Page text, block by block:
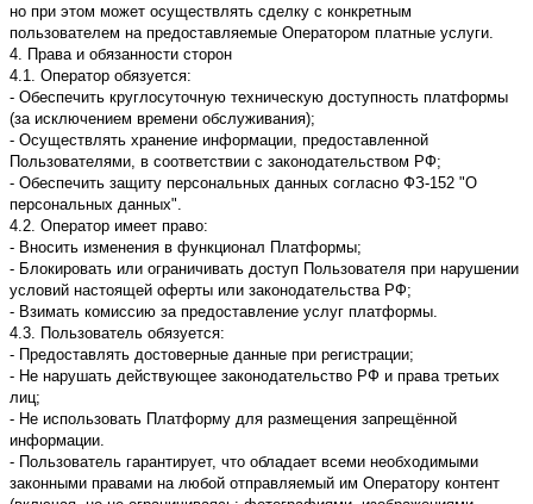
но при этом может осуществлять сделку с конкретным
пользователем на предоставляемые Оператором платные услуги.
4. Права и обязанности сторон
4.1. Оператор обязуется:
- Обеспечить круглосуточную техническую доступность платформы
(за исключением времени обслуживания);
- Осуществлять хранение информации, предоставленной
Пользователями, в соответствии с законодательством РФ;
- Обеспечить защиту персональных данных согласно ФЗ-152 "О
персональных данных".
4.2. Оператор имеет право:
- Вносить изменения в функционал Платформы;
- Блокировать или ограничивать доступ Пользователя при нарушении
условий настоящей оферты или законодательства РФ;
- Взимать комиссию за предоставление услуг платформы.
4.3. Пользователь обязуется:
- Предоставлять достоверные данные при регистрации;
- Не нарушать действующее законодательство РФ и права третьих
лиц;
- Не использовать Платформу для размещения запрещённой
информации.
- Пользователь гарантирует, что обладает всеми необходимыми
законными правами на любой отправляемый им Оператору контент